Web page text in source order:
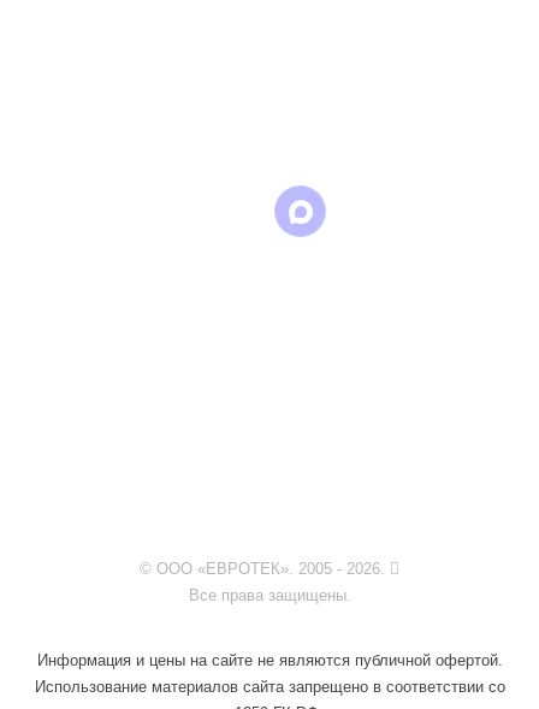
© ООО «ЕВРОТЕК». 2005 - 2026.
Все права защищены.
Информация и цены на сайте не являются публичной офертой.
Использование материалов сайта запрещено в соответствии со